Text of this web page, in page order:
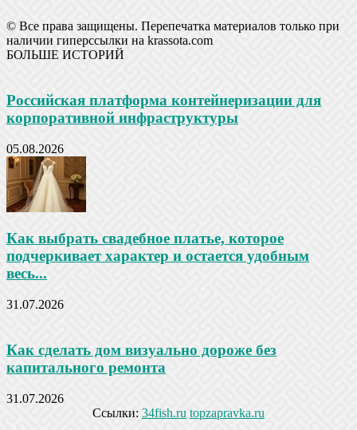
© Все права защищены. Перепечатка материалов только при
наличии гиперссылки на krassota.com
БОЛЬШЕ ИСТОРИЙ
Российская платформа контейнеризации для
корпоративной инфраструктуры
05.08.2026
Как выбрать свадебное платье, которое
подчеркивает характер и остается удобным
весь...
31.07.2026
Как сделать дом визуально дороже без
капитального ремонта
31.07.2026
Ссылки: 34fish.ru topzapravka.ru